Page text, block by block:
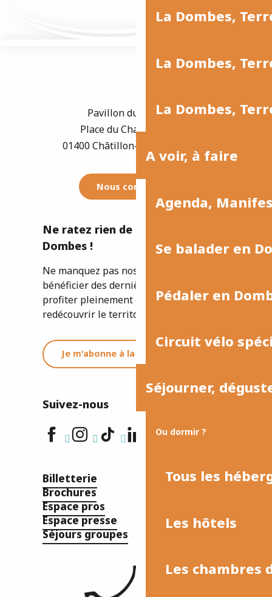
La Dombes,
La Dombes,
La Dombes,
A voir, à faire
Agenda,
Se balader en
Pédaler en
Circuit vélo
Séjourner,
Ou dormir ?
Tous les
Les hôtels
Les chambres
Pavillon du Tourisme
Place du Champ de Foire
01400 Châtillon-sur-Chalaronne
Nous contacter
Ne ratez rien de l'actualité de la
Dombes !
Ne manquez pas nos newsletters pour
bénéficier des dernières informations et
profiter pleinement de votre séjour ou
redécouvrir le territoire.
Je m'abonne à la newsletter
Suivez-nous
Billetterie
Brochures
Espace pros
Espace presse
Séjours groupes